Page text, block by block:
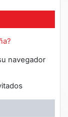
navegador